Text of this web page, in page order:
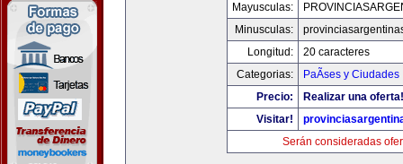
Mayusculas:
Minusculas:
Longitud:
20 caracteres
Categorias:
PaÃ­ses y Ciudades
Precio:
Realizar una oferta!
Visitar!
Serán consideradas